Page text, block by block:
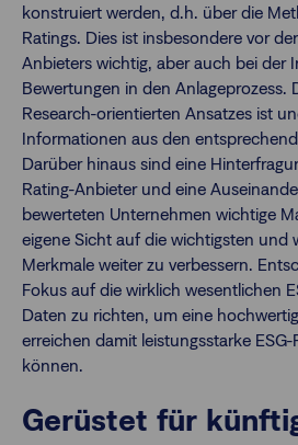
konstruiert werden, d.h. über die
Ratings. Dies ist insbesondere vor
Anbieters wichtig, aber auch bei der
Bewertungen in den Anlageprozess.
Research-orientierten Ansatzes ist
Informationen aus den
Darüber hinaus sind eine
Rating-Anbieter und eine
bewerteten Unternehmen wichtige
eigene Sicht auf die wichtigsten und
Merkmale weiter zu verbessern.
Fokus auf die wirklich wesentlichen
Daten zu richten, um eine
erreichen damit leistungsstarke
können.
Gerüstet für